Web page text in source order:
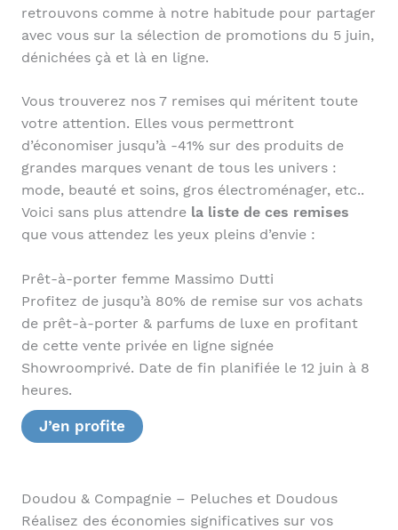
retrouvons comme à notre habitude pour partager
avec vous sur la sélection de promotions du 5 juin,
dénichées çà et là en ligne.
Vous trouverez nos 7 remises qui méritent toute
votre attention. Elles vous permettront
d’économiser jusqu’à -41% sur des produits de
grandes marques venant de tous les univers :
mode, beauté et soins, gros électroménager, etc..
Voici sans plus attendre la liste de ces remises
que vous attendez les yeux pleins d’envie :
Prêt-à-porter femme Massimo Dutti
Profitez de jusqu’à 80% de remise sur vos achats
de prêt-à-porter & parfums de luxe en profitant
de cette vente privée en ligne signée
Showroomprivé. Date de fin planifiée le 12 juin à 8
heures.
J’en profite
Doudou & Compagnie – Peluches et Doudous
Réalisez des économies significatives sur vos